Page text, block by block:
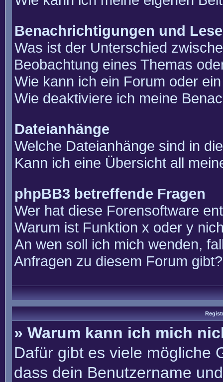
Benachrichtigungen und
Was ist der Unterschied
Beobachtung eines Themas
Wie kann ich ein Forum oder
Wie deaktiviere ich meine
Dateianhänge
Welche Dateianhänge sind in
Kann ich eine Übersicht all
phpBB3 betreffende Fragen
Wer hat diese Forensoftware
Warum ist Funktion x oder y
An wen soll ich mich wenden,
Anfragen zu diesem Forum gibt?
» Warum kann ich mich
Dafür gibt es viele mögliche
dass dein Benutzername